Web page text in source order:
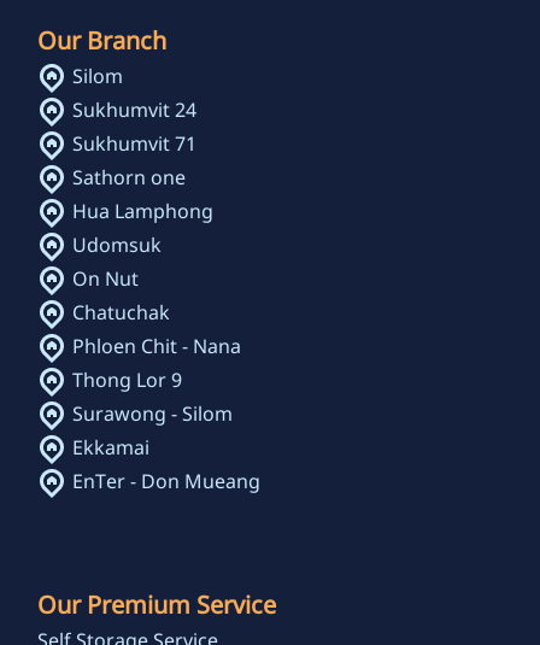
Our Branch
Silom
Sukhumvit 24
Sukhumvit 71
Sathorn one
Hua Lamphong
Udomsuk
On Nut
Chatuchak
Phloen Chit - Nana
Thong Lor 9
Surawong - Silom
Ekkamai
EnTer - Don Mueang
Our Premium Service